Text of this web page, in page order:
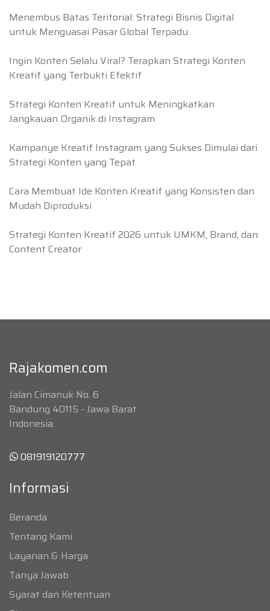
Menembus Batas Teritorial: Strategi Bisnis Digital
untuk Menguasai Pasar Global Terpadu
Ingin Konten Selalu Viral? Terapkan Strategi Konten
Kreatif yang Terbukti Efektif
Strategi Konten Kreatif untuk Meningkatkan
Jangkauan Organik di Instagram
Kampanye Kreatif Instagram yang Sukses Dimulai dari
Strategi Konten yang Tepat
Cara Membuat Ide Konten Kreatif yang Konsisten dan
Mudah Diproduksi
Strategi Konten Kreatif 2026 untuk UMKM, Brand, dan
Content Creator
Rajakomen.com
Jalan Cimanuk No. 6
Bandung 40115 - Jawa Barat
Indonesia
081919120777
Informasi
Beranda
Tentang Kami
Layanan & Harga
Tanya Jawab
Syarat dan Ketentuan